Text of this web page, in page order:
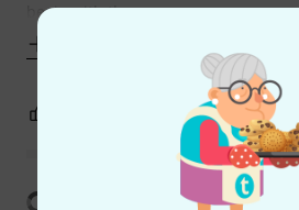
begin with the
ZGŁOŚ NADUŻYCIE
Pokaż tłumaczenia